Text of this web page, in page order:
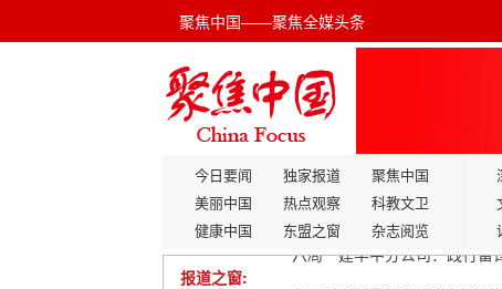
聚焦中国——聚焦全媒头条
今日要闻 独家报道
聚焦中国
美丽中国
热点观察
科教文卫
健康中国
东盟之窗 杂志阅览
报道之窗: